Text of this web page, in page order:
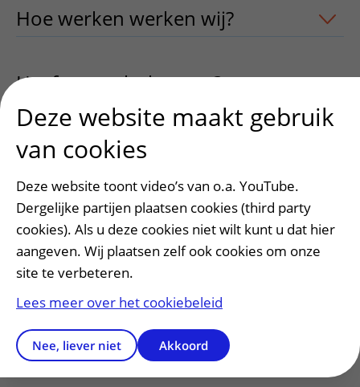
Hoe werken werken wij? uitklapper,
Heeft u een hulpvraag?uitklapper, klik
Spreekuur Psychosociale zorg
Spel en ontspanninguitklapper, klik
Video Interactie Begeleiding
Meer informatieuitklapper, klik om te
Deze website maakt gebruik
van cookies
Deze website toont video’s van o.a. YouTube.
Dergelijke partijen plaatsen cookies (third party
cookies). Als u deze cookies niet wilt kunt u dat hier
aangeven. Wij plaatsen zelf ook cookies om onze
site te verbeteren.
Lees meer over het cookiebeleid
Nee, liever niet Akkoord